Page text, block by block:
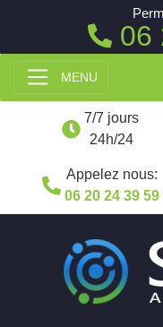
MENU
7/7 jours
24h/24
Appelez nous:
06 20 24 39 59
06